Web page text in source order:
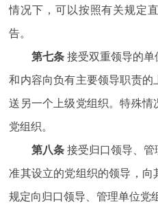
情况下，可以按照有关规定
告。
第七条接受双重领导的单
和内容向负有主要领导职责
送另一个上级党组织。特殊情
党组织。
第八条接受归口领导、管
准其设立的党组织的领导，向
规定向归口领导、管理单位党